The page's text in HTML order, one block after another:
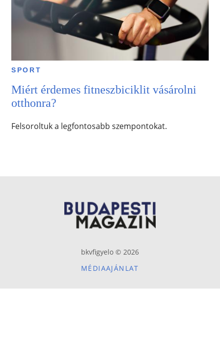
SPORT
Miért érdemes fitneszbiciklit vásárolni
otthonra?
Felsoroltuk a legfontosabb szempontokat.
bkvfigyelo © 2026
MÉDIAAJÁNLAT